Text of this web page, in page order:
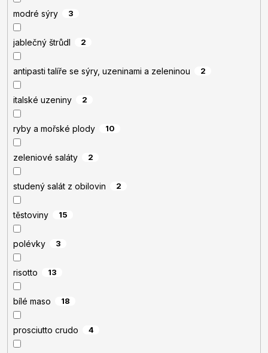
modré sýry 3
jablečný štrůdl 2
antipasti talíře se sýry, uzeninami a zeleninou 2
italské uzeniny 2
ryby a mořské plody 10
zeleniové saláty 2
studený salát z obilovin 2
těstoviny 15
polévky 3
risotto 13
bílé maso 18
prosciutto crudo 4